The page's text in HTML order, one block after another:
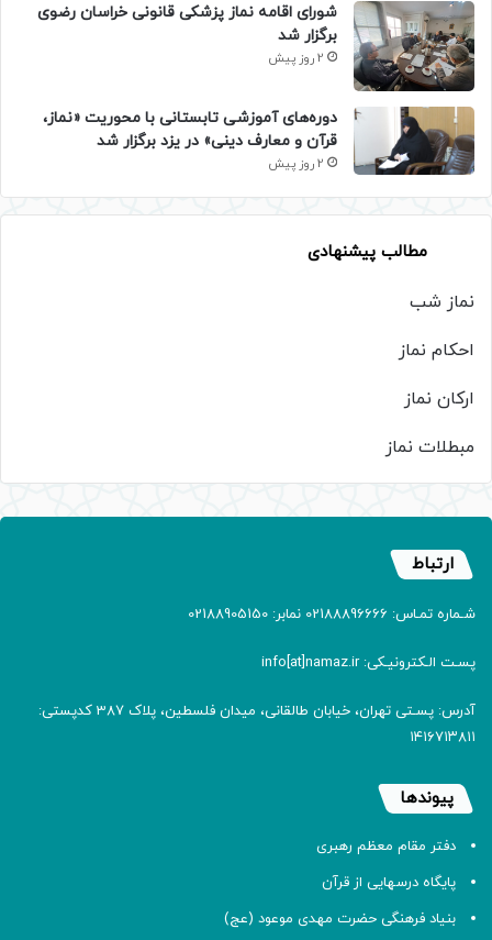
شورای اقامه نماز پزشکی قانونی خراسان رضوی
برگزار شد
2 روز پیش
دوره‌های آموزشی تابستانی با محوریت «نماز،
قرآن و معارف دینی» در یزد برگزار شد
2 روز پیش
مطالب پیشنهادی
نماز شب
احکام نماز
ارکان نماز
مبطلات نماز
ارتباط
شـماره تمـاس: 02188896666 نمابر: 02188905150
پسـت الـکترونیـکی: info[at]namaz.ir
آدرس: پسـتی تهران، خیابان طالقانی، میدان فلسطین، پلاک 387 کدپستی:
۱۴۱۶۷۱۳۸۱۱
پیوندها
دفتر مقام معظم رهبری
پایگاه درسهایی از قرآن
بنیاد فرهنگی حضرت مهدی موعود (عج)